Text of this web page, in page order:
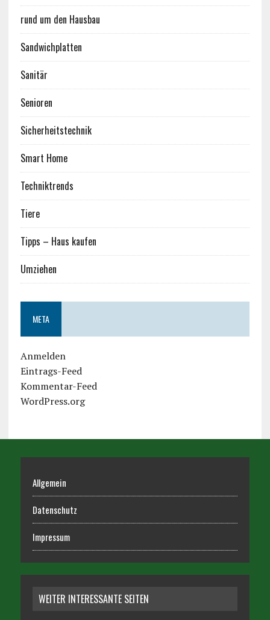
rund um den Hausbau
Sandwichplatten
Sanitär
Senioren
Sicherheitstechnik
Smart Home
Techniktrends
Tiere
Tipps – Haus kaufen
Umziehen
META
Anmelden
Eintrags-Feed
Kommentar-Feed
WordPress.org
Allgemein
Datenschutz
Impressum
WEITER INTERESSANTE SEITEN